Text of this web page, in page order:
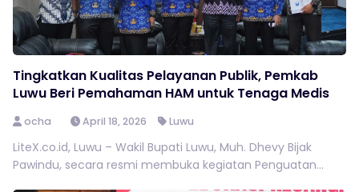
Tingkatkan Kualitas Pelayanan Publik, Pemkab
Luwu Beri Pemahaman HAM untuk Tenaga Medis
ocha April 18, 2026 Luwu
LiteX.co.id, Luwu – Wakil Bupati Luwu, Muh. Dhevy Bijak
Pawindu, secara resmi membuka kegiatan Penguatan...